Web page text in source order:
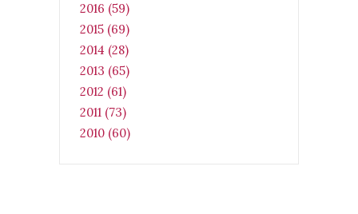
2016 (59)
2015 (69)
2014 (28)
2013 (65)
2012 (61)
2011 (73)
2010 (60)